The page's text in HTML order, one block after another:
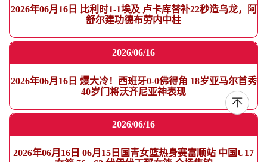
2026年06月16日 比利时1-1埃及 卢卡库替补22秒造乌龙，阿
舒尔建功德布劳内中柱
2026/06/16
2026年06月16日 爆大冷！西班牙0-0佛得角 18岁亚马尔首秀
40岁门将沃齐尼亚神表现
2026/06/16
2026年06月16日 06月15日国青女篮热身赛富顺站 中国U17